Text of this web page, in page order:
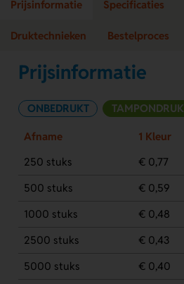
Prijsinformatie Specificaties
Druktechnieken Bestelproces
Prijsinformatie
ONBEDRUKT TAMPONDRUK
Afname 1 Kleur
250 stuks
€ 0,77
500 stuks
€ 0,59
1000 stuks
€ 0,48
2500 stuks
€ 0,43
5000 stuks
€ 0,40